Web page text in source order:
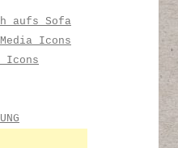
aufs Sofa
Icons
Icons